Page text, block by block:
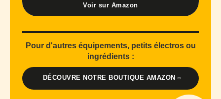
Voir sur Amazon
Pour d'autres équipements, petits électros ou
ingrédients :
DÉCOUVRE NOTRE BOUTIQUE AMAZON